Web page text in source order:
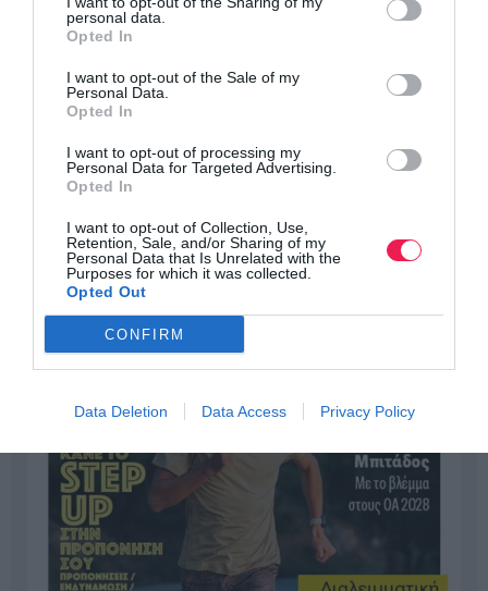
personal data.
Opted In
I want to opt-out of the Sale of my
Personal Data.
Opted In
I want to opt-out of processing my
Personal Data for Targeted Advertising.
Opted In
I want to opt-out of Collection, Use,
Retention, Sale, and/or Sharing of my
Personal Data that Is Unrelated with the
Purposes for which it was collected.
Opted Out
CONFIRM
Data Deletion Data Access Privacy Policy